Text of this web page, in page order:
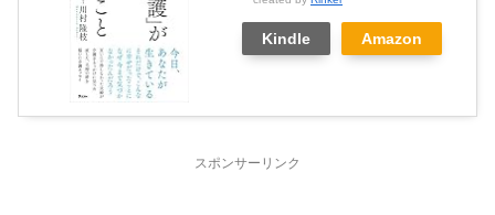
Kindle Amazon
スポンサーリンク